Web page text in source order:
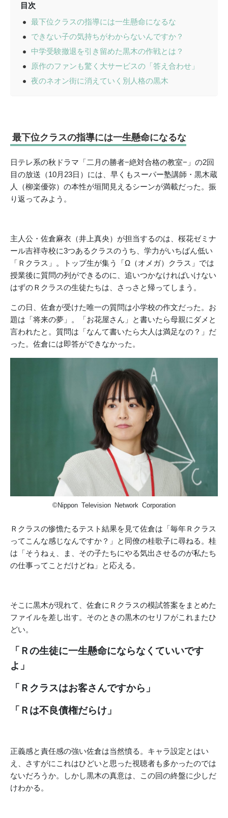
目次
最下位クラスの指導には一生懸命になるな
できない子の気持ちがわからないんですか？
中学受験撤退を引き留めた黒木の作戦とは？
原作のファンも驚く大サービスの「答え合わせ」
夜のネオン街に消えていく別人格の黒木
最下位クラスの指導には一生懸命になるな
日テレ系の秋ドラマ「二月の勝者−絶対合格の教室−」の2回
目の放送（10月23日）には、早くもスーパー塾講師・黒木蔵
人（柳楽優弥）の本性が垣間見えるシーンが満載だった。振
り返ってみよう。
主人公・佐倉麻衣（井上真央）が担当するのは、桜花ゼミナ
ール吉祥寺校に3つあるクラスのうち、学力がいちばん低い
「Ｒクラス」。トップ生が集う「Ω（オメガ）クラス」では
授業後に質問の列ができるのに、追いつかなければいけない
はずのＲクラスの生徒たちは、さっさと帰ってしまう。
この日、佐倉が受けた唯一の質問は小学校の作文だった。お
題は「将来の夢」。「お花屋さん」と書いたら母親にダメと
言われたと。質問は「なんて書いたら大人は満足なの？」だ
った。佐倉には即答ができなかった。
©Nippon Television Network Corporation
Ｒクラスの惨憺たるテスト結果を見て佐倉は「毎年Ｒクラス
ってこんな感じなんですか？」と同僚の桂歌子に尋ねる。桂
は「そうねぇ、ま、その子たちにやる気出させるのが私たち
の仕事ってことだけどね」と応える。
そこに黒木が現れて、佐倉にＲクラスの模試答案をまとめた
ファイルを差し出す。そのときの黒木のセリフがこれまたひ
どい。
「Ｒの生徒に一生懸命にならなくていいです
よ」
「Ｒクラスはお客さんですから」
「Ｒは不良債権だらけ」
正義感と責任感の強い佐倉は当然憤る。キャラ設定とはい
え、さすがにこれはひどいと思った視聴者も多かったのでは
ないだろうか。しかし黒木の真意は、この回の終盤に少しだ
けわかる。